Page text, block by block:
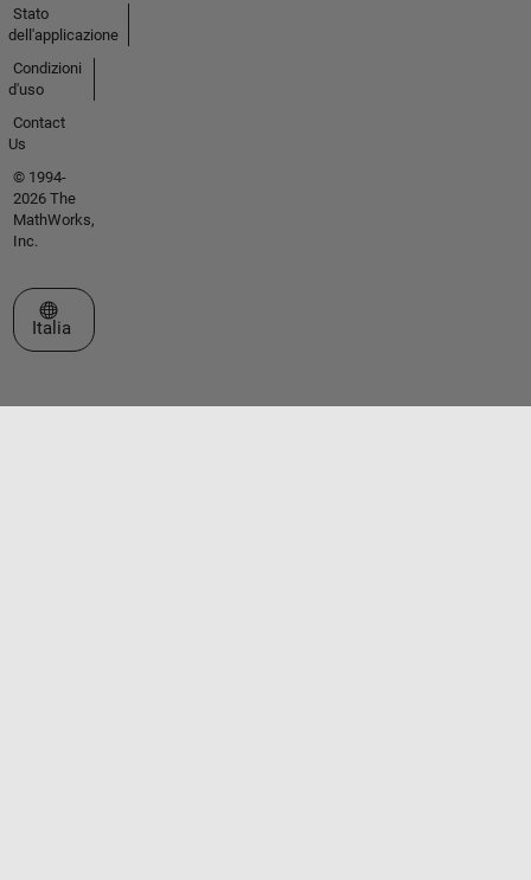
Stato
dell'applicazione
Condizioni
d'uso
Contact
Us
© 1994-
2026 The
MathWorks,
Inc.
Seleziona un sito web
Italia